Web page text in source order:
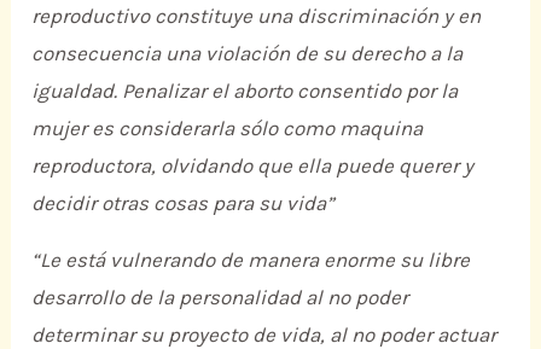
reproductivo constituye una discriminación y en
consecuencia una violación de su derecho a la
igualdad. Penalizar el aborto consentido por la
mujer es considerarla sólo como maquina
reproductora, olvidando que ella puede querer y
decidir otras cosas para su vida”
“Le está vulnerando de manera enorme su libre
desarrollo de la personalidad al no poder
determinar su proyecto de vida, al no poder actuar